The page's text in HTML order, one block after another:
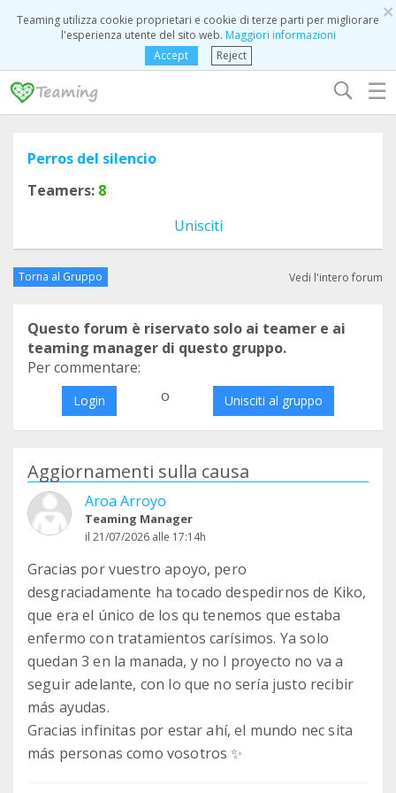
×
Teaming utilizza cookie proprietari e cookie di terze parti per migliorare
l'esperienza utente del sito web. Maggiori informazioni
Accept
Reject
☰
Perros del silencio
Teamers: 8
Unisciti
Torna al Gruppo Vedi l'intero forum
Questo forum è riservato solo ai teamer e ai
teaming manager di questo gruppo.
Per commentare:
Login o Unisciti al gruppo
Aggiornamenti sulla causa
Aroa Arroyo
Teaming Manager
il 21/07/2026 alle 17:14h
Gracias por vuestro apoyo, pero
desgraciadamente ha tocado despedirnos de Kiko,
que era el único de los qu tenemos que estaba
enfermo con tratamientos carísimos. Ya solo
quedan 3 en la manada, y no l proyecto no va a
seguir adelante, con lo que no sería justo recibir
más ayudas.
Gracias infinitas por estar ahí, el mundo nec sita
más personas como vosotros ✨